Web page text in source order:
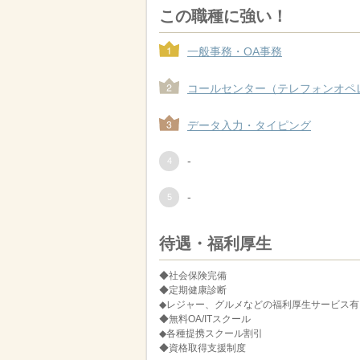
この職種に強い！
一般事務・OA事務
コールセンター（テレフォンオペ
データ入力・タイピング
-
-
待遇・福利厚生
◆社会保険完備
◆定期健康診断
◆レジャー、グルメなどの福利厚生サービス有
◆無料OA/ITスクール
◆各種提携スクール割引
◆資格取得支援制度